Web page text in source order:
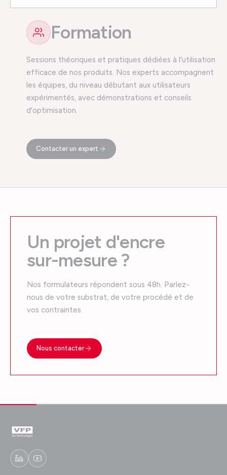
Formation
Sessions théoriques et pratiques dédiées à l'utilisation
efficace de nos produits. Nos experts accompagnent
les équipes, du niveau débutant aux utilisateurs
expérimentés, avec démonstrations et conseils
d'optimisation.
Contacter un expert
Un projet d'encre
sur-mesure ?
Nos formulateurs répondent sous 48h. Parlez-
nous de votre substrat, de votre procédé et de
vos contraintes.
Nous contacter